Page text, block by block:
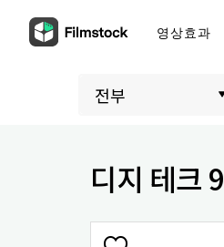
영상효과
디지 테크 9